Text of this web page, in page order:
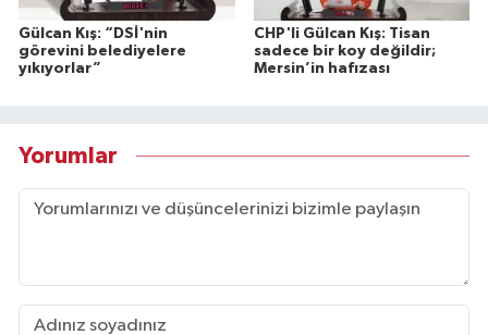
Gülcan Kış: “DSİ'nin
görevini belediyelere
yıkıyorlar”
CHP'li Gülcan Kış: Tisan
sadece bir koy değildir;
Mersin’in hafızası
Yorumlar